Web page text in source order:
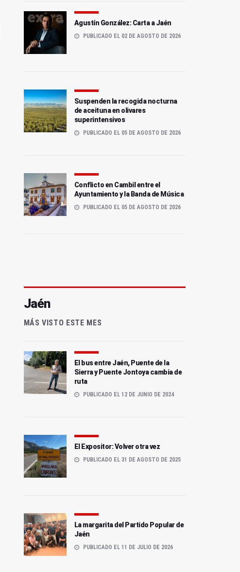
Agustín González: Carta a Jaén
PUBLICADO EL 02 DE AGOSTO DE 2026
Suspenden la recogida nocturna
de aceituna en olivares
superintensivos
PUBLICADO EL 05 DE AGOSTO DE 2026
Conflicto en Cambil entre el
Ayuntamiento y la Banda de Música
PUBLICADO EL 05 DE AGOSTO DE 2026
Jaén
MÁS VISTO ESTE MES
El bus entre Jaén, Puente de la
Sierra y Puente Jontoya cambia de
ruta
PUBLICADO EL 12 DE JUNIO DE 2024
El Expositor: Volver otra vez
PUBLICADO EL 31 DE AGOSTO DE 2025
La margarita del Partido Popular de
Jaén
PUBLICADO EL 11 DE JULIO DE 2026